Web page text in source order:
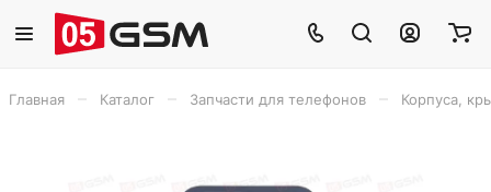
Главная Каталог Запчасти для телефонов Корпуса,